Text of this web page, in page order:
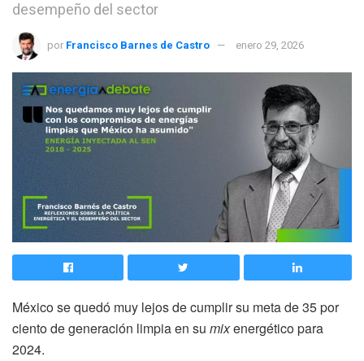
desempeño del sector
por Francisco Barnes de Castro enero 29, 2026
México se quedó muy lejos de cumplir su meta de 35 por
ciento de generación limpia en su mixenergético para
2024.